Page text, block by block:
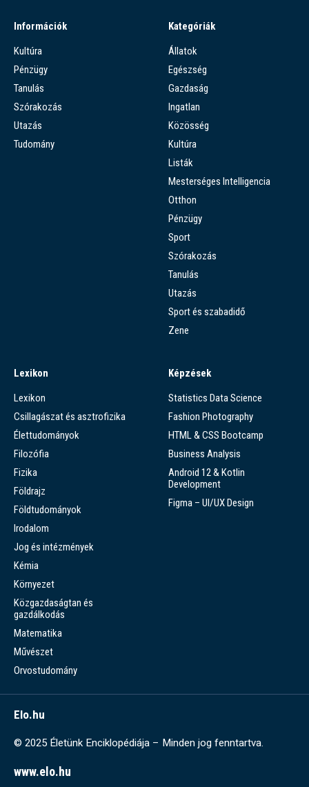
Információk
Kultúra
Pénzügy
Tanulás
Szórakozás
Utazás
Tudomány
Kategóriák
Állatok
Egészség
Gazdaság
Ingatlan
Közösség
Kultúra
Listák
Mesterséges Intelligencia
Otthon
Pénzügy
Sport
Szórakozás
Tanulás
Utazás
Sport és szabadidő
Zene
Lexikon
Lexikon
Csillagászat és asztrofizika
Élettudományok
Filozófia
Fizika
Földrajz
Földtudományok
Irodalom
Jog és intézmények
Kémia
Környezet
Közgazdaságtan és
gazdálkodás
Matematika
Művészet
Orvostudomány
Képzések
Statistics Data Science
Fashion Photography
HTML & CSS Bootcamp
Business Analysis
Android 12 & Kotlin
Development
Figma – UI/UX Design
Elo.hu
© 2025 Életünk Enciklopédiája – Minden jog fenntartva.
www.elo.hu